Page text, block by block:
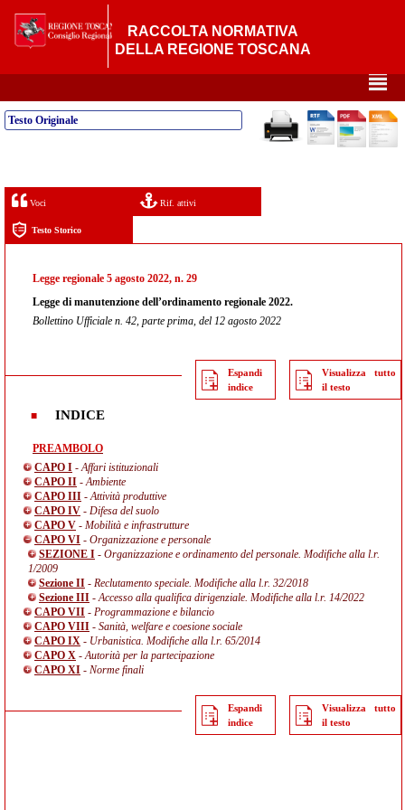
RACCOLTA NORMATIVA
DELLA REGIONE TOSCANA
²
Testo Originale
Voci Rif. attivi
Testo Storico
Legge regionale 5 agosto 2022, n. 29
Legge di manutenzione dell’ordinamento regionale 2022.
Bollettino Ufficiale n. 42, parte prima, del 12 agosto 2022
Espandi
indice
Visualizza tutto
il testo
INDICE
PREAMBOLO
CAPO I - Affari istituzionali
CAPO II - Ambiente
CAPO III - Attività produttive
CAPO IV - Difesa del suolo
CAPO V - Mobilità e infrastrutture
CAPO VI - Organizzazione e personale
SEZIONE I - Organizzazione e ordinamento del personale. Modifiche alla l.r.
1/2009
Sezione II - Reclutamento speciale. Modifiche alla l.r. 32/2018
Sezione III - Accesso alla qualifica dirigenziale. Modifiche alla l.r. 14/2022
CAPO VII - Programmazione e bilancio
CAPO VIII - Sanità, welfare e coesione sociale
CAPO IX - Urbanistica. Modifiche alla l.r. 65/2014
CAPO X - Autorità per la partecipazione
CAPO XI - Norme finali
Espandi
indice
Visualizza tutto
il testo